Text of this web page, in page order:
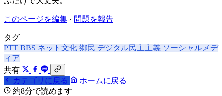
このページを編集 · 問題を報告
タグ
PTT BBS ネット文化 鄉民 デジタル民主主義 ソーシャルメデ
ィア
共有
カテゴリに戻る
ホームに戻る
約8分で読めます